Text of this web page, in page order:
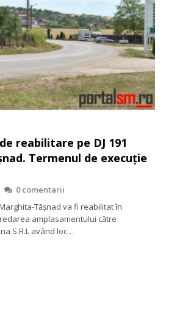
reabilitare pe DJ 191
Termenul de execuție
0 comentarii
Tășnad va fi reabilitat în
amplasamentului către
S.R.L având loc…